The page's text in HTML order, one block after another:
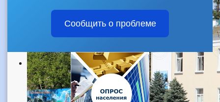
Сообщить о проблеме